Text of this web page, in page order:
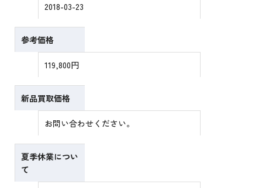
2018-03-23
参考価格
119,800円
新品買取価格
お問い合わせください。
夏季休業につい
て